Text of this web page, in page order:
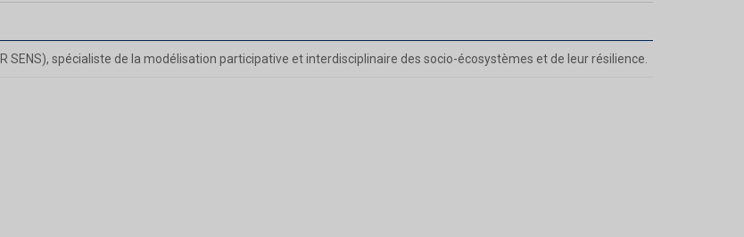
SENS), spécialiste de la modélisation participative et interdisciplinaire des socio-écosystèmes et de leur résilience.